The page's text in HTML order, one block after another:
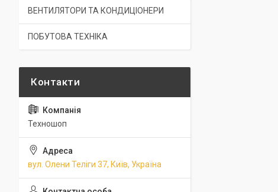
ВЕНТИЛЯТОРИ ТА КОНДИЦІОНЕРИ
ПОБУТОВА ТЕХНІКА
Техношоп
вул. Олени Теліги 37, Київ, Україна